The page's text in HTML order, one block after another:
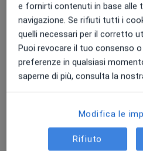
Foto e video
Visualizza galleria (4)
e fornirti contenuti in base alle
navigazione. Se rifiuti tutti i
quelli necessari per il corretto
Puoi revocare il tuo consenso
preferenze in qualsiasi
saperne di più, consulta la
Modifica le
Rifiuto